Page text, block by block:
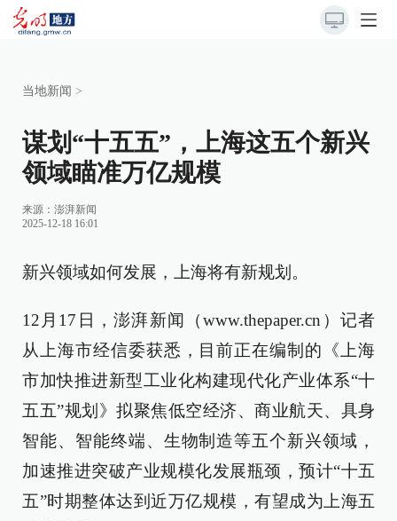
当地新闻 >
谋划“十五五”，上海这五个新兴
领域瞄准万亿规模
来源： 澎湃新闻
2025-12-18 16:01
新兴领域如何发展，上海将有新规划。
12月17日，澎湃新闻（www.thepaper.cn）记者
从上海市经信委获悉，目前正在编制的《上海
市加快推进新型工业化构建现代化产业体系“十
五五”规划》拟聚焦低空经济、商业航天、具身
智能、智能终端、生物制造等五个新兴领域，
加速推进突破产业规模化发展瓶颈，预计“十五
五”时期整体达到近万亿规模，有望成为上海五